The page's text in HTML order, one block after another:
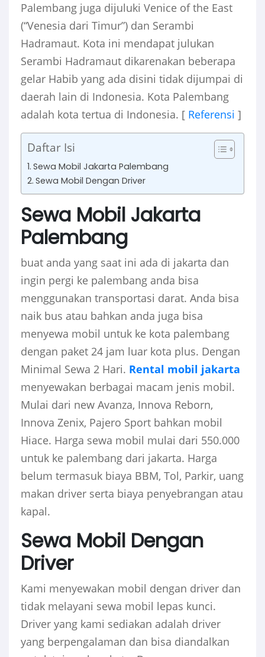
Palembang juga dijuluki Venice of the East
(“Venesia dari Timur”) dan Serambi
Hadramaut. Kota ini mendapat julukan
Serambi Hadramaut dikarenakan beberapa
gelar Habib yang ada disini tidak dijumpai di
daerah lain di Indonesia. Kota Palembang
adalah kota tertua di Indonesia. [ Referensi ]
Daftar Isi
Sewa Mobil Jakarta Palembang
Sewa Mobil Dengan Driver
Sewa Mobil Jakarta
Palembang
buat anda yang saat ini ada di jakarta dan
ingin pergi ke palembang anda bisa
menggunakan transportasi darat. Anda bisa
naik bus atau bahkan anda juga bisa
menyewa mobil untuk ke kota palembang
dengan paket 24 jam luar kota plus. Dengan
Minimal Sewa 2 Hari. Rental mobil jakarta
menyewakan berbagai macam jenis mobil.
Mulai dari new Avanza, Innova Reborn,
Innova Zenix, Pajero Sport bahkan mobil
Hiace. Harga sewa mobil mulai dari 550.000
untuk ke palembang dari jakarta. Harga
belum termasuk biaya BBM, Tol, Parkir, uang
makan driver serta biaya penyebrangan atau
kapal.
Sewa Mobil Dengan
Driver
Kami menyewakan mobil dengan driver dan
tidak melayani sewa mobil lepas kunci.
Driver yang kami sediakan adalah driver
yang berpengalaman dan bisa diandalkan